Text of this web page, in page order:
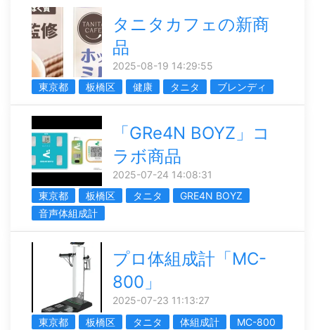
タニタカフェの新商
品
2025-08-19 14:29:55
東京都
板橋区 健康 タニタ ブレンディ
「GRe4N BOYZ」コ
ラボ商品
2025-07-24 14:08:31
東京都
板橋区 タニタ
GRE4N BOYZ
音声体組成計
プロ体組成計「MC-
800」
2025-07-23 11:13:27
東京都
板橋区 タニタ 体組成計 MC-800